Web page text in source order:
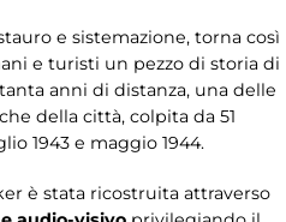
e sistemazione, torna così
e turisti un pezzo di storia di
anni di distanza, una delle
della città, colpita da 51
1943 e maggio 1944.
è stata ricostruita attraverso